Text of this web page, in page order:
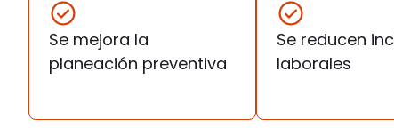
Se mejora la
planeación preventiva
Se reducen
laborales